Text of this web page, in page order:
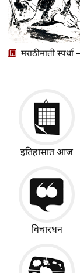
मराठीमाती
इतिहासात आज
विचारधन